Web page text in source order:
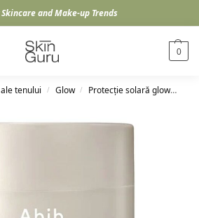
and Make-up Trends
0
tenului / Glow / Protecție solară glow